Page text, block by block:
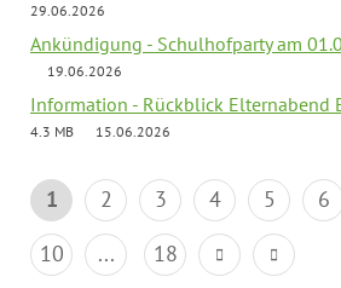
29.06.2026
Ankündigung - Schulhofparty am
19.06.2026
Information - Rückblick Elternabend
4.3 MB
15.06.2026
1 2 3 4 5 6
10
... 18